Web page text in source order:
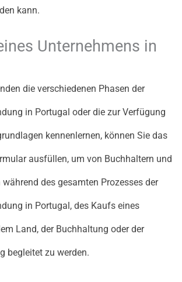
kann.
Unternehmens in
die verschiedenen Phasen der
in Portugal oder die zur Verfügung
kennenlernen, können Sie das
ausfüllen, um von Buchhaltern und
des gesamten Prozesses der
in Portugal, des Kaufs eines
Land, der Buchhaltung oder der
begleitet zu werden.